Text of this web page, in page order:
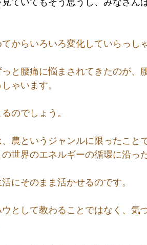
からいろいろ変化していらっしゃ
と腰痛に悩まされてきたのが、
ゃいます。
のでしょう。
農というジャンルに限ったこと
世界のエネルギーの循環に沿っ
にそのまま活かせるのです。
として教わることではなく、気